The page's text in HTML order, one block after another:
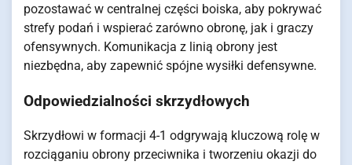
pozostawać w centralnej części boiska, aby pokrywać
strefy podań i wspierać zarówno obronę, jak i graczy
ofensywnych. Komunikacja z linią obrony jest
niezbędna, aby zapewnić spójne wysiłki defensywne.
Odpowiedzialności skrzydłowych
Skrzydłowi w formacji 4-1 odgrywają kluczową rolę w
rozciąganiu obrony przeciwnika i tworzeniu okazji do